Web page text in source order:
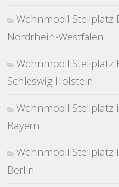
Wohnmobil Stellplatz
Nordrhein-Westfalen
Wohnmobil Stellplatz
Schleswig Holstein
Wohnmobil Stellplatz
Bayern
Wohnmobil Stellplatz
Berlin